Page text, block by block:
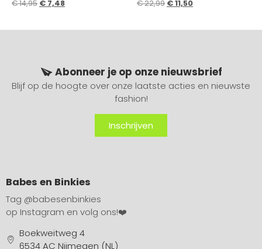
€14,95 € 7,48 €22,99 €11,50
Abonneer je op onze nieuwsbrief
Blijf op de hoogte over onze laatste acties en nieuwste
fashion!
Inschrijven
Babes en Binkies
Tag @babesenbinkies
op Instagram en volg ons!❤️
Boekweitweg 4
6534 AC Nijmegen (NL)